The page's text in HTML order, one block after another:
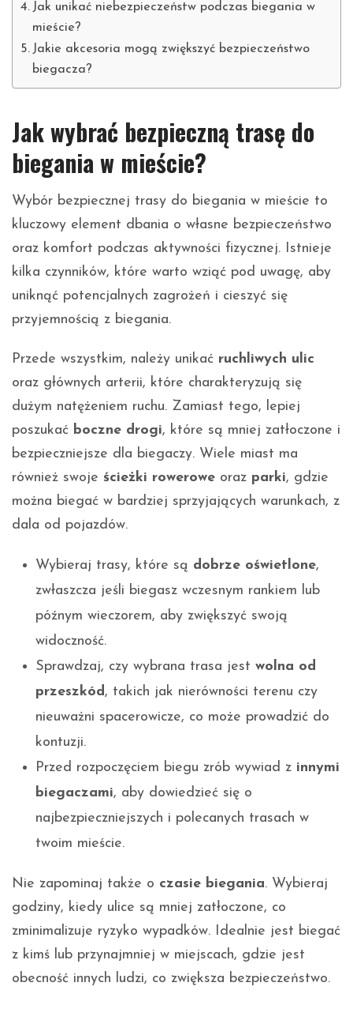
Jak unikać niebezpieczeństw podczas biegania w
mieście?
Jakie akcesoria mogą zwiększyć bezpieczeństwo
biegacza?
Jak wybrać bezpieczną trasę do
biegania w mieście?
Wybór bezpiecznej trasy do biegania w mieście to
kluczowy element dbania o własne bezpieczeństwo
oraz komfort podczas aktywności fizycznej. Istnieje
kilka czynników, które warto wziąć pod uwagę, aby
uniknąć potencjalnych zagrożeń i cieszyć się
przyjemnością z biegania.
Przede wszystkim, należy unikać ruchliwych ulic
oraz głównych arterii, które charakteryzują się
dużym natężeniem ruchu. Zamiast tego, lepiej
poszukać boczne drogi, które są mniej zatłoczone i
bezpieczniejsze dla biegaczy. Wiele miast ma
również swoje ścieżki rowerowe oraz parki, gdzie
można biegać w bardziej sprzyjających warunkach, z
dala od pojazdów.
Wybieraj trasy, które są dobrze oświetlone,
zwłaszcza jeśli biegasz wczesnym rankiem lub
późnym wieczorem, aby zwiększyć swoją
widoczność.
Sprawdzaj, czy wybrana trasa jest wolna od
przeszkód, takich jak nierówności terenu czy
nieuważni spacerowicze, co może prowadzić do
kontuzji.
Przed rozpoczęciem biegu zrób wywiad z innymi
biegaczami, aby dowiedzieć się o
najbezpieczniejszych i polecanych trasach w
twoim mieście.
Nie zapominaj także o czasie biegania. Wybieraj
godziny, kiedy ulice są mniej zatłoczone, co
zminimalizuje ryzyko wypadków. Idealnie jest biegać
z kimś lub przynajmniej w miejscach, gdzie jest
obecność innych ludzi, co zwiększa bezpieczeństwo.